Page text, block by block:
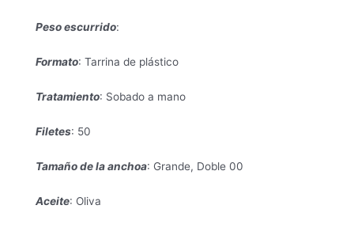
Peso escurrido:
Formato: Tarrina de plástico
Tratamiento: Sobado a mano
Filetes: 50
Tamaño de la anchoa: Grande, Doble 00
Aceite: Oliva